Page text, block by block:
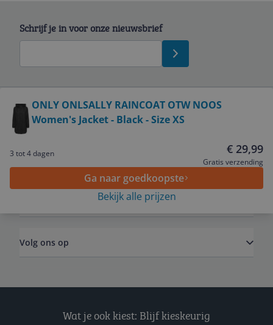
ONLY ONLSALLY RAINCOAT OTW NOOS
Women's Jacket - Black - Size XS
3 tot 4 dagen € 29,99
Gratis verzending
Ga naar goedkoopste
Bekijk alle prijzen
Schrijf je in voor onze nieuwsbrief
Service
Algemeen
Volg ons op
Wat je ook kiest: Blijf kieskeurig